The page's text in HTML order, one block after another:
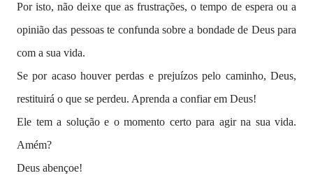
Por isto, não deixe que as frustrações, o tempo de espera ou a
opinião das pessoas te confunda sobre a bondade de Deus para
com a sua vida.
Se por acaso houver perdas e prejuízos pelo caminho, Deus,
restituirá o que se perdeu. Aprenda a confiar em Deus!
Ele tem a solução e o momento certo para agir na sua vida.
Amém?
Deus abençoe!